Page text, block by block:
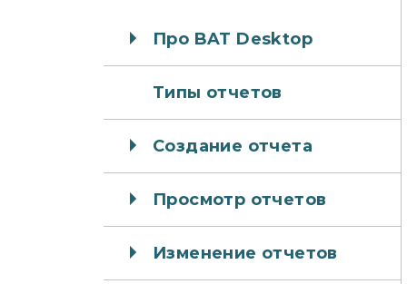
Про BAT Desktop
Типы отчетов
Создание отчета
Просмотр отчетов
Изменение отчетов